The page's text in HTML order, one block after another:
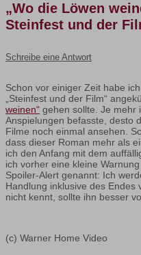
„Wo die Löwen
Steinfest und der
Schreibe eine Antwort
Schon vor einiger Zeit habe
„Steinfest und der Film“
weinen“ gehen sollte. Je mehr
Anspielungen befasste, desto
Filme noch einmal ansehen.
dass dieser Roman mehr als
ich den Anfang mit dem
ich vorher eine kleine
Spoiler-Alert genannt: Ich
Handlung inklusive des
nicht kennt, sollte ihn besser
(c) Warner Home Video